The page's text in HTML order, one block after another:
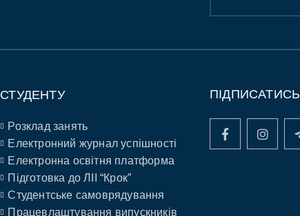
СТУДЕНТУ
Розклад занять
Електронний журнал успішності
Електронна освітня платформа
Підготовка до ЛІІ “Крок”
Студентське самоврядування
Працевлаштування випускників
ПІДПИСАТИСЬ